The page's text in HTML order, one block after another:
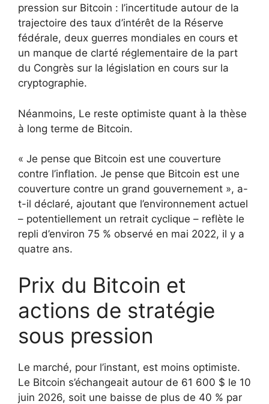
pression sur Bitcoin : l’incertitude autour de la
trajectoire des taux d’intérêt de la Réserve
fédérale, deux guerres mondiales en cours et
un manque de clarté réglementaire de la part
du Congrès sur la législation en cours sur la
cryptographie.
Néanmoins, Le reste optimiste quant à la thèse
à long terme de Bitcoin.
« Je pense que Bitcoin est une couverture
contre l’inflation. Je pense que Bitcoin est une
couverture contre un grand gouvernement », a-
t-il déclaré, ajoutant que l’environnement actuel
– potentiellement un retrait cyclique – reflète le
repli d’environ 75 % observé en mai 2022, il y a
quatre ans.
Prix ​​​​du Bitcoin et
actions de stratégie
sous pression
Le marché, pour l’instant, est moins optimiste.
Le Bitcoin s’échangeait autour de 61 600 $ le 10
juin 2026, soit une baisse de plus de 40 % par